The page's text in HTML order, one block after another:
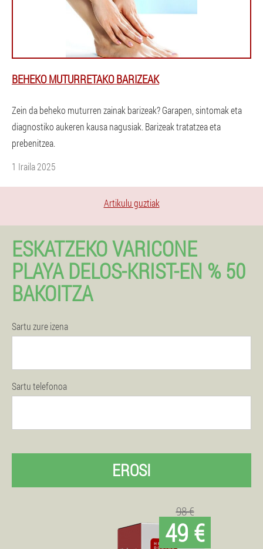
BEHEKO MUTURRETAKO BARIZEAK
Zein da beheko muturren zainak barizeak? Garapen, sintomak eta
diagnostiko aukeren kausa nagusiak. Barizeak tratatzea eta
prebenitzea.
1 Iraila 2025
Artikulu guztiak
ESKATZEKO VARICONE
PLAYA DELOS-KRIST-EN % 50
BAKOITZA
Sartu zure izena
Sartu telefonoa
EROSI
98 €
49 €